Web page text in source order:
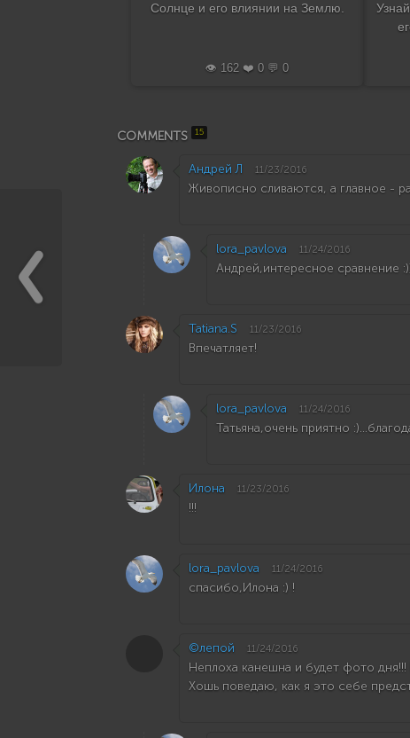
Солнце и его влиянии на Землю.
👁️ 162 ❤️ 0 💬 0
COMMENTS 15
Андрей Л 11/23/2016
Живописно сливаются, а главное -
lora_pavlova 11/24/2016
Андрей,интересное сравнение
Tatiana.S 11/23/2016
Впечатляет!
lora_pavlova 11/24/2016
Татьяна,очень приятно
Илона 11/23/2016
!!!
lora_pavlova 11/24/2016
спасибо,Илона :) !
©лепой 11/24/2016
Неплоха канешна и будет фото
Хошь поведаю, как я это себе